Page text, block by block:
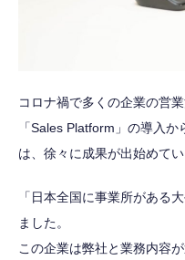
コロナ禍で多くの企業の営
「Sales Platform」の導入
は、徐々に成果が出始めてい
「日本全国に事業所がある
ました。
この企業は弊社と業務内容